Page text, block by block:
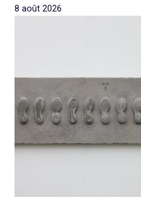
8 août 2026